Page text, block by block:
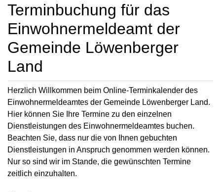
Terminbuchung für das
Einwohnermeldeamt der
Gemeinde Löwenberger
Land
Herzlich Willkommen beim Online-Terminkalender des
Einwohnermeldeamtes der Gemeinde Löwenberger Land.
Hier können Sie Ihre Termine zu den einzelnen
Dienstleistungen des Einwohnermeldeamtes buchen.
Beachten Sie, dass nur die von Ihnen gebuchten
Dienstleistungen in Anspruch genommen werden können.
Nur so sind wir im Stande, die gewünschten Termine
zeitlich einzuhalten.